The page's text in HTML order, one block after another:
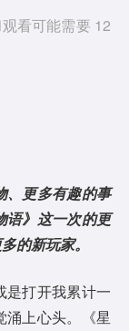
看可能需要 12
、更多有趣的事
语》这一次的更
的新玩家。
是打开我累计一
上心头。《星